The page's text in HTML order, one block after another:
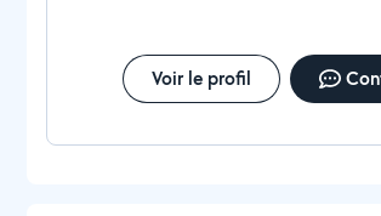
Voir le profil